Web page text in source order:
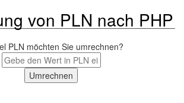
von PLN nach PHP
PLN möchten Sie umrechnen?